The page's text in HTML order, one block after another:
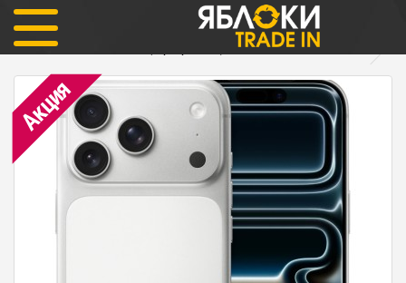
iPhone 17 Pro Max SIM+eSIM
iPhone 17 Pro Max 1тб (серебристый) ОФИЦИАЛЬНЫЙ nano sim
Акция